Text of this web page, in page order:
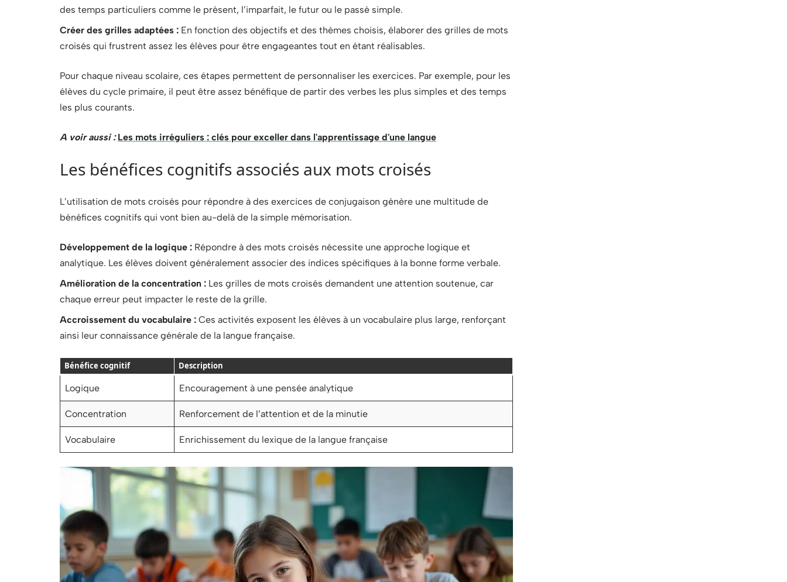
des temps particuliers comme le présent, l’imparfait, le futur ou le passé simple.
Créer des grilles adaptées : En fonction des objectifs et des thèmes choisis, élaborer des grilles de mots
croisés qui frustrent assez les élèves pour être engageantes tout en étant réalisables.
Pour chaque niveau scolaire, ces étapes permettent de personnaliser les exercices. Par exemple, pour les
élèves du cycle primaire, il peut être assez bénéfique de partir des verbes les plus simples et des temps
les plus courants.
A voir aussi : Les mots irréguliers : clés pour exceller dans l'apprentissage d'une langue
Les bénéfices cognitifs associés aux mots croisés
L’utilisation de mots croisés pour répondre à des exercices de conjugaison génère une multitude de
bénéfices cognitifs qui vont bien au-delà de la simple mémorisation.
Développement de la logique : Répondre à des mots croisés nécessite une approche logique et
analytique. Les élèves doivent généralement associer des indices spécifiques à la bonne forme verbale.
Amélioration de la concentration : Les grilles de mots croisés demandent une attention soutenue, car
chaque erreur peut impacter le reste de la grille.
Accroissement du vocabulaire : Ces activités exposent les élèves à un vocabulaire plus large, renforçant
ainsi leur connaissance générale de la langue française.
Bénéfice cognitif Description
Logique Encouragement à une pensée analytique
Concentration Renforcement de l’attention et de la minutie
Vocabulaire Enrichissement du lexique de la langue française